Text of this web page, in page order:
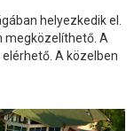
helyezkedik el.
megközelíthető. A
A közelben